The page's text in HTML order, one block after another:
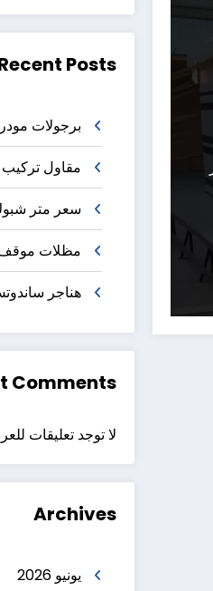
Posts
برجولات
مقاول
سعر متر
مظلات موقف
هناجر
Comments
لا توجد تعليقات
Archives
يونيو 2026